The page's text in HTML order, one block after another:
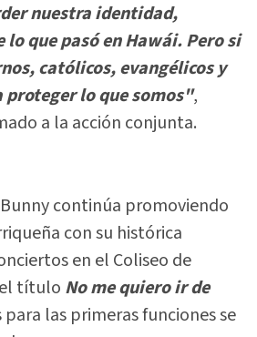
nuestra identidad,
lo que pasó en Hawái. Pero si
católicos, evangélicos y
proteger lo que somos",
a la acción conjunta.
continúa promoviendo
con su histórica
en el Coliseo de
título No me quiero ir de
las primeras funciones se